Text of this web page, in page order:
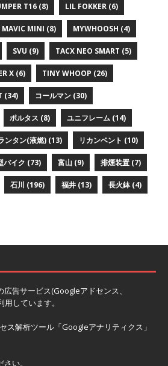
T16 (8) LIL FOKKER (6)
MAVIC MINI (8) MYWHOOSH (4)
SVU (9) TACX NEO SMART (5)
X (6) TINY WHOOP (26)
(34) コールマン (30)
ポルタス (8) ユニフレーム (14)
ンタン(液燃) (13) リカンベント (10)
バイク (73) 富山 (9) 排煙装置 (7)
石川 (196) 福井 (13) 長火鉢 (4)
告サービス(Googleアドセンス、
しています。
ス解析ツール「Googleアナリティクス」
い。